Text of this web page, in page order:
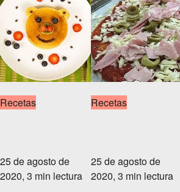
Recetas
25 de agosto de
2020, 3 min lectura
Recetas
25 de agosto de
2020, 3 min lectura